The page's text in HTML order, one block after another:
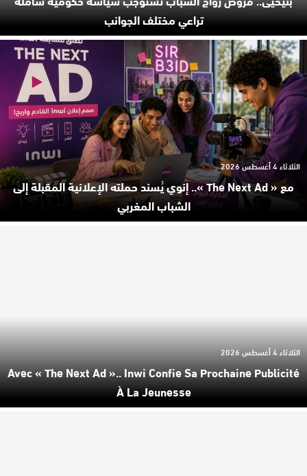
تراعي مختلف الجوانب
مع « The Next Ad ».. إنوي يُسند حملته الإعلانية المقبلة إلى
الشباب المغربي
الثلاثاء 4 أغسطس 2026
Avec « The Next Ad ».. Inwi Confie Sa Prochaine Publicité
À La Jeunesse
الثلاثاء 4 أغسطس 2026